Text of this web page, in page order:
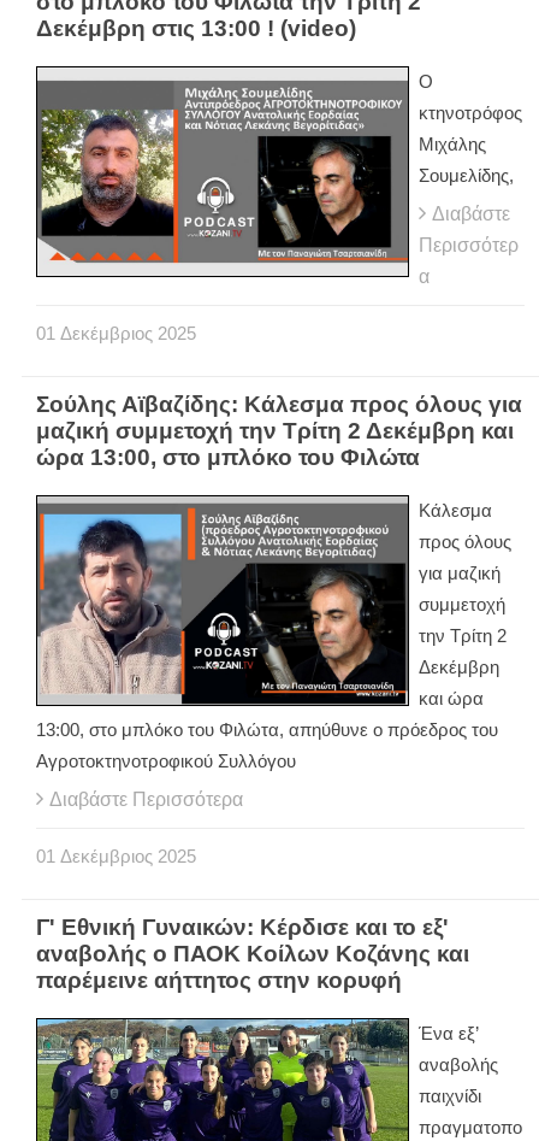
Δεκέμβρη στις 13:00 ! (video)
O
κτηνοτρόφος
Μιχάλης
Σουμελίδης,
Διαβάστε
Περισσότερ
α
01 Δεκέμβριος 2025
Σούλης Αϊβαζίδης: Κάλεσμα προς όλους για
μαζική συμμετοχή την Τρίτη 2 Δεκέμβρη και
ώρα 13:00, στο μπλόκο του Φιλώτα
Κάλεσμα
προς όλους
για μαζική
συμμετοχή
την Τρίτη 2
Δεκέμβρη
και ώρα
13:00, στο μπλόκο του Φιλώτα, απηύθυνε ο πρόεδρος του
Αγροτοκτηνοτροφικού Συλλόγου
Διαβάστε Περισσότερα
01 Δεκέμβριος 2025
Γ' Εθνική Γυναικών: Κέρδισε και το εξ'
αναβολής ο ΠΑΟΚ Κοίλων Κοζάνης και
παρέμεινε αήττητος στην κορυφή
Ένα εξ’
αναβολής
παιχνίδι
πραγματοπο